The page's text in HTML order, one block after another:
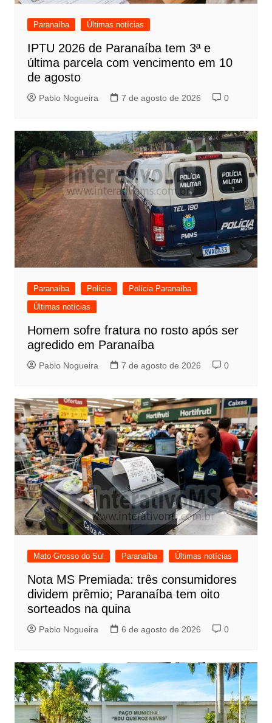
Paranaíba Últimas notícias
IPTU 2026 de Paranaíba tem 3ª e
última parcela com vencimento em 10
de agosto
Pablo Nogueira 7 de agosto de 2026 0
Paranaíba Polícia
Polícia Paranaíba
Últimas notícias
Homem sofre fratura no rosto após ser
agredido em Paranaíba
Pablo Nogueira 7 de agosto de 2026 0
Mato Grosso do Sul Paranaíba Últimas notícias
Nota MS Premiada: três consumidores
dividem prêmio; Paranaíba tem oito
sorteados na quina
Pablo Nogueira 6 de agosto de 2026 0